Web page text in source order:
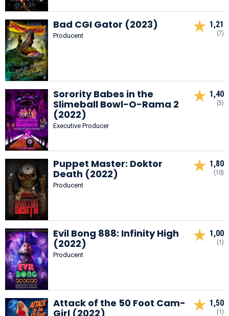
Bad CGI Gator (2023)
Producent
1,21
(7)
Sorority Babes in the
Slimeball Bowl-O-Rama 2
(2022)
Executive Producer
1,40
(5)
Puppet Master: Doktor
Death (2022)
Producent
1,80
(10)
Evil Bong 888: Infinity High
(2022)
Producent
1,00
(1)
Attack of the 50 Foot Cam-
Girl (2022)
1,50
(1)